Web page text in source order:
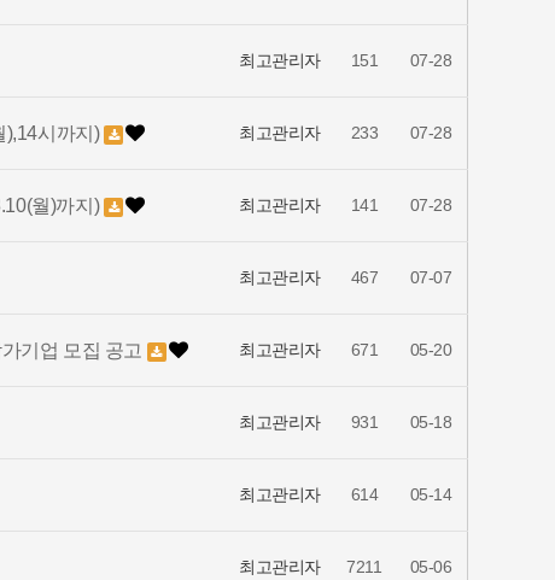
최고관리자 151 07-28
),14시까지) 최고관리자 233 07-28
월)까지) 최고관리자 141 07-28
최고관리자 467 07-07
기업 모집 공고 최고관리자 671 05-20
최고관리자 931 05-18
최고관리자 614 05-14
최고관리자 7211 05-06